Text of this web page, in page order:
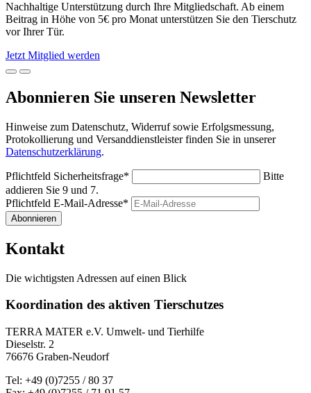
Nachhaltige Unterstützung durch Ihre Mitgliedschaft. Ab einem
Beitrag in Höhe von 5€ pro Monat unterstützen Sie den Tierschutz
vor Ihrer Tür.
Jetzt Mitglied werden
Abonnieren Sie unseren Newsletter
Hinweise zum Datenschutz, Widerruf sowie Erfolgsmessung,
Protokollierung und Versanddienstleister finden Sie in unserer
Datenschutzerklärung.
Pflichtfeld Sicherheitsfrage*
Bitte
addieren Sie 9 und 7.
Pflichtfeld E-Mail-Adresse*
Abonnieren
Kontakt
Die wichtigsten Adressen auf einen Blick
Koordination des aktiven Tierschutzes
TERRA MATER e.V. Umwelt- und Tierhilfe
Dieselstr. 2
76676 Graben-Neudorf
Tel: +49 (0)7255 / 80 37